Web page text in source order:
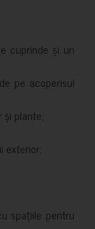
cuprinde și un
pe acoperisul
plante;
exterior;
spațiile pentru